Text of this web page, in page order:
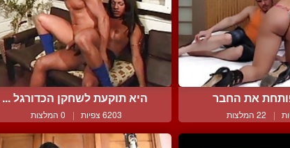
פותחת את החבר
| 22 המלצות
היא תוקעת לשחקן הכדורגל ...
6203 צפיות | 0 המלצות